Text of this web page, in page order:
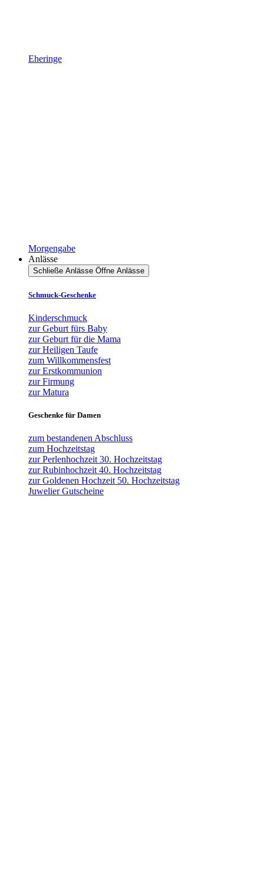
Eheringe
Morgengabe
Anlässe
Schließe Anlässe Öffne Anlässe
Schmuck-Geschenke
Kinderschmuck
zur Geburt fürs Baby
zur Geburt für die Mama
zur Heiligen Taufe
zum Willkommensfest
zur Erstkommunion
zur Firmung
zur Matura
Geschenke für Damen
zum bestandenen Abschluss
zum Hochzeitstag
zur Perlenhochzeit 30. Hochzeitstag
zur Rubinhochzeit 40. Hochzeitstag
zur Goldenen Hochzeit 50. Hochzeitstag
Juwelier Gutscheine